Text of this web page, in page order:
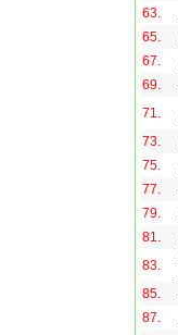
63.
65.
67.
69.
71.
73.
75.
77.
79.
81.
83.
85.
87.